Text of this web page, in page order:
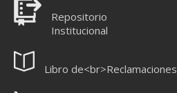
Repositorio
Institucional
Libro de<br>Reclamaciones